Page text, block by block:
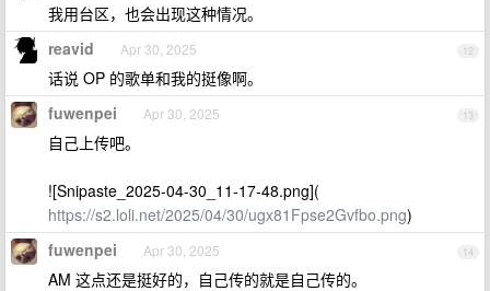
我用台区，也会出现这种情况。
12
reavid Apr 30, 2025
话说 OP 的歌单和我的挺像啊。
13
fuwenpei Apr 30, 2025
自己上传吧。
![Snipaste_2025-04-30_11-17-48.png](
https://s2.loli.net/2025/04/30/ugx81Fpse2Gvfbo.png)
14
fuwenpei Apr 30, 2025
AM 这点还是挺好的，自己传的就是自己传的。